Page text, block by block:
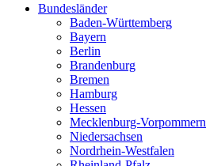
Bundesländer
Baden-Württemberg
Bayern
Berlin
Brandenburg
Bremen
Hamburg
Hessen
Mecklenburg-Vorpommern
Niedersachsen
Nordrhein-Westfalen